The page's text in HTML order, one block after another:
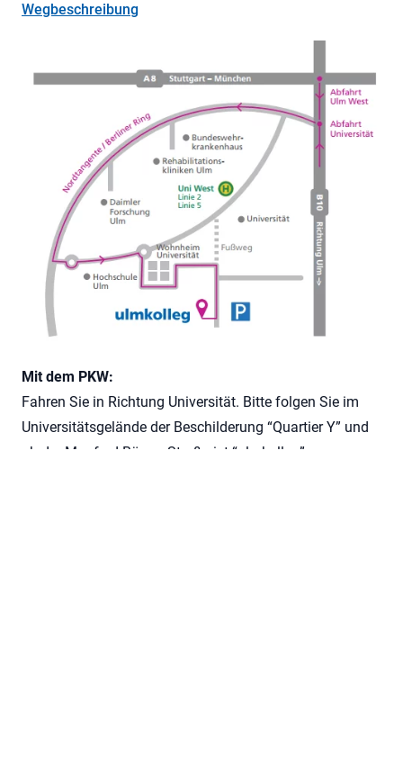
Wegbeschreibung
Mit dem PKW:
Fahren Sie in Richtung Universität. Bitte folgen Sie im
Universitätsgelände der Beschilderung “Quartier Y” und
ab der Manfred-Börner-Straße ist “ulmkolleg”